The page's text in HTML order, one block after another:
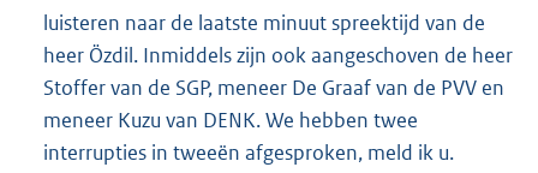
luisteren naar de laatste minuut spreektijd van de
heer Özdil. Inmiddels zijn ook aangeschoven de heer
Stoffer van de SGP, meneer De Graaf van de PVV en
meneer Kuzu van DENK. We hebben twee
interrupties in tweeën afgesproken, meld ik u.